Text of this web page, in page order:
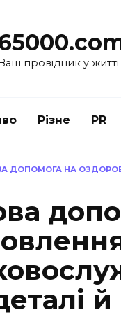
Ваш провідник у
Різне PR
ДОПОМОГА НА